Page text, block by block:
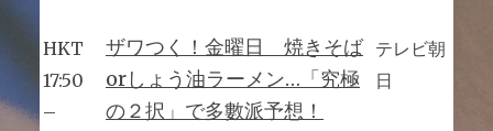
HKT
17:50
–
ザワつく！金曜日 焼きそば
orしょう油ラーメン…「究極
の２択」で多數派予想！
テレビ朝
日